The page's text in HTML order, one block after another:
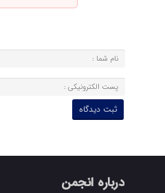
درباره انجمن